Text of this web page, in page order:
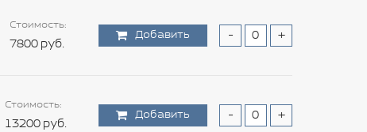
Стоимость:
7800 руб.
Добавить - +
Стоимость:
13200 руб.
Добавить - +